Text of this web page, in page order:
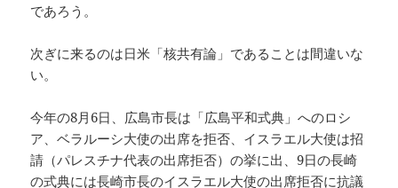
であろう。
次ぎに来るのは日米「核共有論」であることは間違いな
い。
今年の8月6日、広島市長は「広島平和式典」へのロシ
ア、ベラルーシ大使の出席を拒否、イスラエル大使は招
請（パレスチナ代表の出席拒否）の挙に出、9日の長崎
の式典には長崎市長のイスラエル大使の出席拒否に抗議